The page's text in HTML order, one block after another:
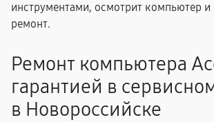
инструментами, осмотрит компьютер и
ремонт.
Ремонт компьютера
гарантией в
в Новороссийске